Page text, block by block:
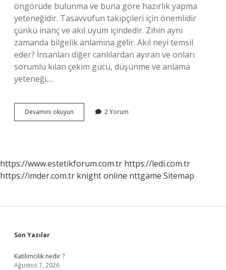
öngörüde bulunma ve buna göre hazırlık yapma
yeteneğidir. Tasavvufun takipçileri için önemlidir
çünkü inanç ve akıl uyum içindedir. Zihin aynı
zamanda bilgelik anlamına gelir. Akıl neyi temsil
eder? İnsanları diğer canlılardan ayıran ve onları
sorumlu kılan çekim gücü, düşünme ve anlama
yeteneği.…
Devamını okuyun
Ne
2 Yorum
https://www.estetikforum.com.tr https://ledi.com.tr
https://imder.com.tr knight online nttgame Sitemap
Sidebar
Son Yazılar
Katilimcilik nedir ?
Ağustos 7, 2026